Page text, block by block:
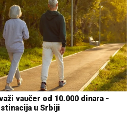
vaučer od 10.000 dinara -
u Srbiji